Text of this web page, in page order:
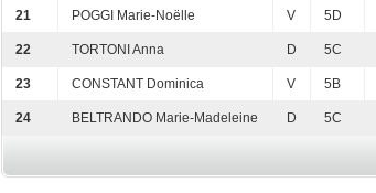
21 POGGI Marie-Noëlle V 5D
22 TORTONI Anna D 5C
23 CONSTANT Dominica V 5B
24 BELTRANDO Marie-Madeleine D 5C